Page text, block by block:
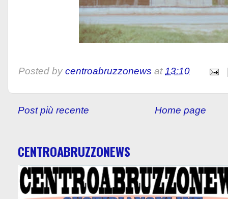
Posted by centroabruzzonews at13:10
Post più recente Home page
CENTROABRUZZONEWS